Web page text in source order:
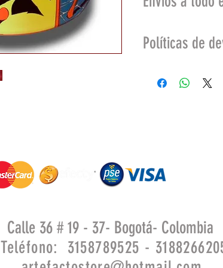
Otras ciudades del
Políticas de
compra no sea
En promoción.
Calle 36 # 19 - 37- Bogotá- Colombia
Teléfono: 3158789525 -